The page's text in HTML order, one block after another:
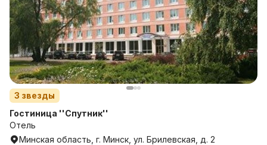
3 звезды
Гостиница ''Спутник''
Отель
Минская область, г. Минск, ул. Брилевская, д. 2